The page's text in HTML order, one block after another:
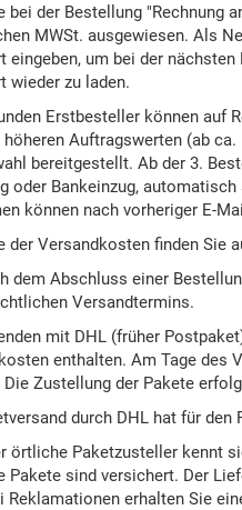
bei der Bestellung "Rechnung
MWSt. ausgewiesen. Als
eingeben, um bei der
wieder zu laden.
Erstbesteller können auf
höheren Auftragswerten (ab
bereitgestellt. Ab der 3.
oder Bankeinzug,
können nach vorheriger E-
der Versandkosten finden Sie
dem Abschluss einer
Versandtermins.
mit DHL (früher
enthalten. Am Tage des
Zustellung der Pakete
durch DHL hat für
örtliche Paketzusteller kennt
Pakete sind versichert. Der
Reklamationen erhalten Sie